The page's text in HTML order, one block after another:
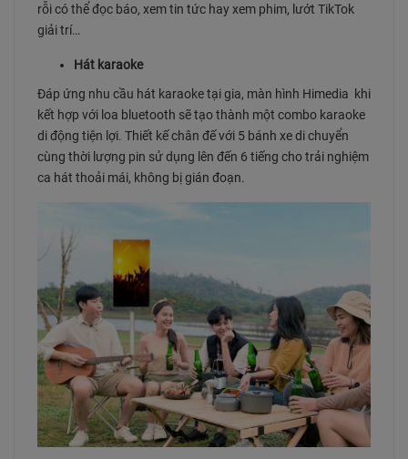
rỗi có thể đọc báo, xem tin tức hay xem phim, lướt TikTok
giải trí…
Hát karaoke
Đáp ứng nhu cầu hát karaoke tại gia, màn hình Himedia khi
kết hợp với loa bluetooth sẽ tạo thành một combo karaoke
di động tiện lợi. Thiết kế chân đế với 5 bánh xe di chuyển
cùng thời lượng pin sử dụng lên đến 6 tiếng cho trải nghiệm
ca hát thoải mái, không bị gián đoạn.